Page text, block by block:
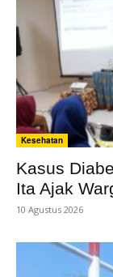
Kesehatan
Kasus
Ita Ajak
10 Agustus 2026